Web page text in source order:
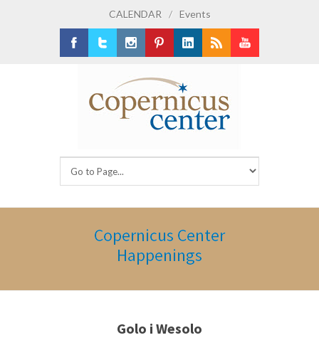
CALENDAR / Events
Copernicus Center
Happenings
Golo i Wesolo